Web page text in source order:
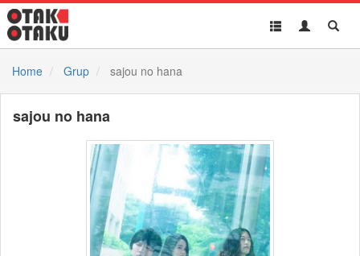
Toggle
Toggle
Home
Grup sajou no hana
sajou no hana